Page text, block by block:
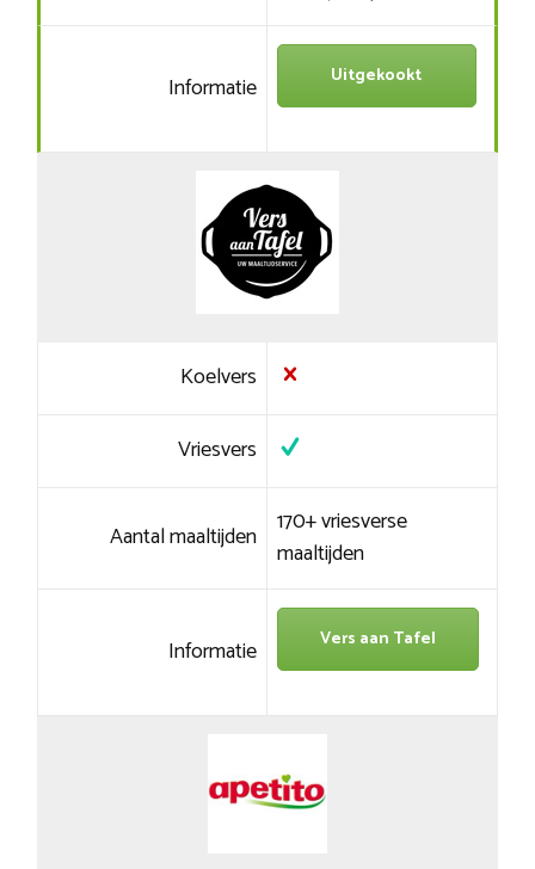
Informatie Uitgekookt
Koelvers
Vriesvers
Aantal maaltijden 170+ vriesverse
maaltijden
Informatie Vers aan Tafel